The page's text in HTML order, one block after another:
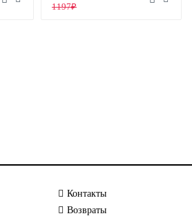
1197₽
Контакты
Возвраты